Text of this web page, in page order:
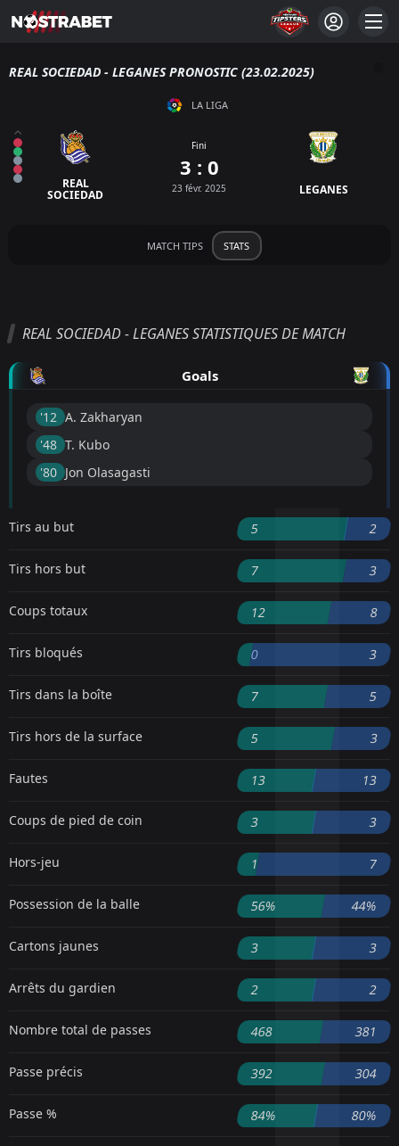
REAL SOCIEDAD - LEGANES PRONOSTIC (23.02.2025)
LA LIGA
REAL
SOCIEDAD
Fini
3 : 0
23 févr. 2025 LEGANES
MATCH TIPS STATS
REAL SOCIEDAD - LEGANES STATISTIQUES DE MATCH
Goals
'12 ︎ A. Zakharyan
'48 ︎ T. Kubo
'80 ︎ Jon Olasagasti
Tirs au but 5 2
Tirs hors but 7 3
Coups totaux 12 8
Tirs bloqués 0 3
Tirs dans la boîte 7 5
Tirs hors de la surface 5 3
Fautes 13 13
Coups de pied de coin 3 3
Hors-jeu 1 7
Possession de la balle 56% 44%
Cartons jaunes 3 3
Arrêts du gardien 2 2
Nombre total de passes 468 381
Passe précis 392 304
Passe % 84% 80%